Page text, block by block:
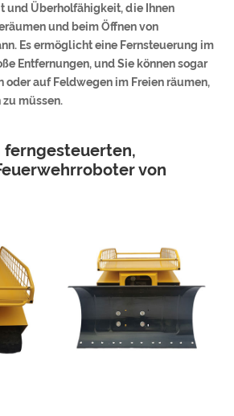
und Überholfähigkeit, die Ihnen
und beim Öffnen von
Es ermöglicht eine Fernsteuerung im
Entfernungen, und Sie können sogar
oder auf Feldwegen im Freien räumen,
zu müssen.
ferngesteuerten,
von